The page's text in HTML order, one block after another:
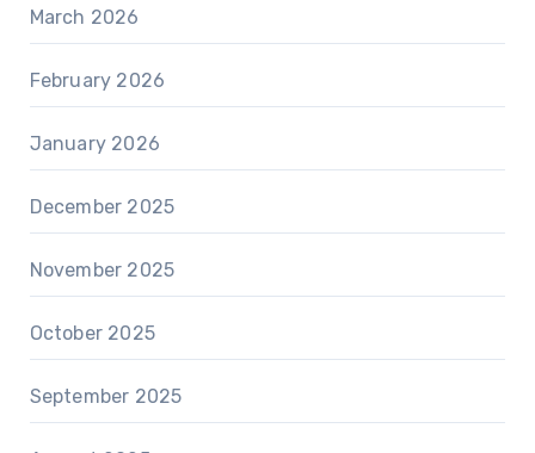
March 2026
February 2026
January 2026
December 2025
November 2025
October 2025
September 2025